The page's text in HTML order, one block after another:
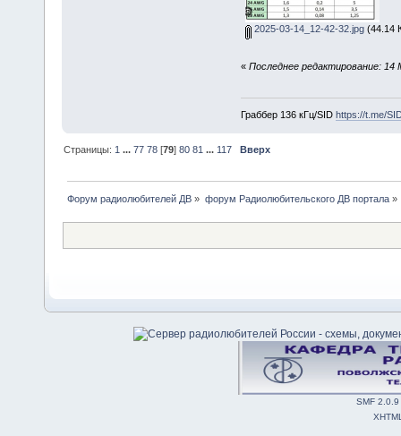
2025-03-14_12-42-32.jpg(44.14
« Последнее редактирование:
Граббер 136 кГц/SID https://t.me/
Страницы: 1 ...77 78 [79]80 81 ... 117 Вверх
Форум радиолюбителей ДВ » форум Радиолюбительского ДВ портала»
SMF 2.0.9